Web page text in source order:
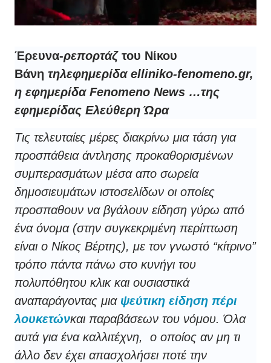
Έρευνα-ρεπορτάζτου Νίκου
Βάνη τηλεφημερίδα elliniko-fenomeno.gr,
η εφημερίδα Fenomeno News …της
εφημερίδας Ελεύθερη Ώρα
Τις τελευταίες μέρες διακρίνω μια τάση για
προσπάθεια άντλησης προκαθορισμένων
συμπερασμάτων μέσα απο σωρεία
δημοσιευμάτων ιστοσελίδων οι οποίες
προσπαθουν να βγάλουν είδηση γύρω από
ένα όνομα (στην συγκεκριμένη περίπτωση
είναι ο Νίκος Βέρτης), με τον γνωστό “κίτρινο”
τρόπο πάντα πάνω στο κυνήγι του
πολυπόθητου κλικ και ουσιαστικά
αναπαράγοντας μια ψεύτικη είδηση πέρι
λουκετώνκαι παραβάσεων του νόμου. Όλα
αυτά για ένα καλλιτέχνη, ο οποίος αν μη τι
άλλο δεν έχει απασχολήσει ποτέ την